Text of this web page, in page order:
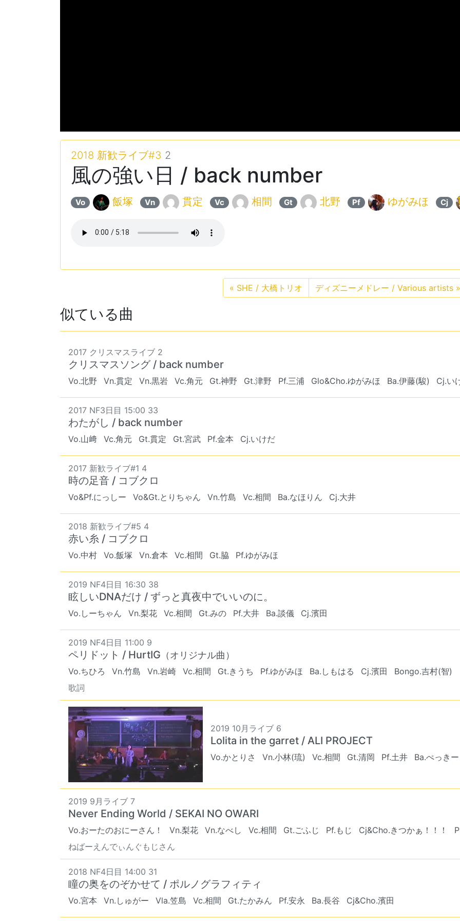
2018 新歓ライブ#3 2
風の強い日 / back number
Vo 飯塚 Vn 貫定 Vc 相間 Gt 北野 Pf ゆがみほ Cj
« SHE / 大橋トリオ ディズニーメドレー / Various artists »
似ている曲
2017 クリスマスライブ 2
クリスマスソング / back number
Vo.北野 Vn.貫定 Vn.黒岩 Vc.角元 Gt.神野 Gt.津野 Pf.三浦 Glo&Cho.ゆがみほ Ba.伊藤(駿) Cj.い
2017 NF3日目 15:00 33
わたがし / back number
Vo.山﨑 Vc.角元 Gt.貫定 Gt.宮武 Pf.金本 Cj.いけだ
2017 新歓ライブ#1 4
時の足音 / コブクロ
Vo&Pf.にっしー Vo&Gt.とりちゃん Vn.竹島 Vc.相間 Ba.なほりん Cj.大井
2018 新歓ライブ#5 4
赤い糸 / コブクロ
Vo.中村 Vo.飯塚 Vn.倉本 Vc.相間 Gt.脇 Pf.ゆがみほ
2019 NF4日目 16:30 38
眩しいDNAだけ / ずっと真夜中でいいのに。
Vo.しーちゃん Vn.梨花 Vc.相間 Gt.みの Pf.大井 Ba.談儀 Cj.濱田
2019 NF4日目 11:00 9
ペリドット / HurtIG （オリジナル曲）
Vo.ちひろ Vn.竹島 Vn.岩崎 Vc.相間 Gt.きうち Pf.ゆがみほ Ba.しもはる Cj.濱田
Bongo.吉村(智)
歌詞
2019 10月ライブ 6
Lolita in the garret / ALI PROJECT
Vo.かとりさ Vn.小林(琉) Vc.相間 Gt.清岡 Pf.土井 Ba.ぺっきー
2019 9月ライブ 7
Never Ending World / SEKAI NO OWARI
Vo.おーたのおにーさん！ Vn.梨花 Vn.なべし Vc.相間 Gt.ごふじ Pf.もじ Cj&Cho.きつかぁ！！！
ねばーえんでぃんぐもじさん
2018 NF4日目 14:00 31
瞳の奥をのぞかせて / ポルノグラフィティ
Vo.宮本 Vn.しゅがー Vla.笠島 Vc.相間 Gt.たかみん Pf.安永 Ba.長谷 Cj&Cho.濱田